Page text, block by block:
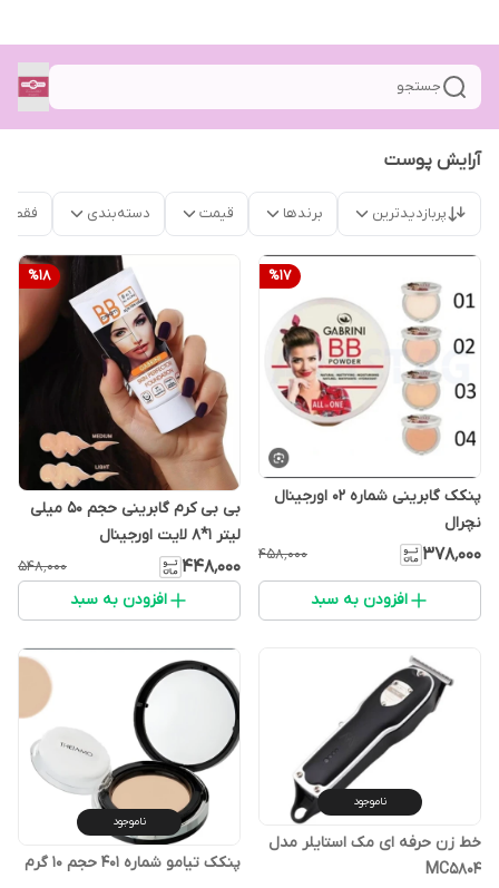
جستجو
آرایش پوست
پربازدیدترین برندها قیمت دسته‌بندی فقط
%17
پنکک گابرینی شماره 02 اورجینال
نچرال
۳۷۸٬۰۰۰ ۴۵۸٬۰۰۰
افزودن به سبد
%18
بی بی کرم گابرینی حجم ۵۰ میلی
لیتر 1*8 لایت اورجینال
۴۴۸٬۰۰۰ ۵۴۸٬۰۰۰
افزودن به سبد
ناموجود
خط زن حرفه ای مک استایلر مدل
MC5804
ناموجود
پنکک تیامو شماره ۴۰۱ حجم ۱۰ گرم